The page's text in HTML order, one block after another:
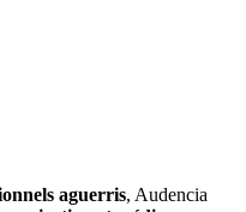
aguerris, Audencia